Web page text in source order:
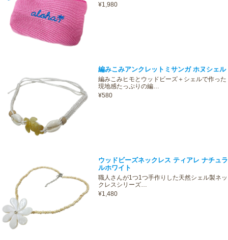
¥1,980
編みこみアンクレットミサンガ ホヌシェル
編みこみヒモとウッドビーズ＋シェルで作った
現地感たっぷりの編…
¥580
ウッドビーズネックレス ティアレ ナチュラ
ルホワイト
職人さんが1つ1つ手作りした天然シェル製ネッ
クレスシリーズ…
¥1,480